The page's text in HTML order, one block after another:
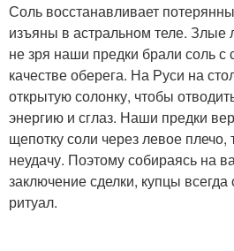
Соль восстанавливает
изъяны в астральном теле. Злые
не зря наши предки брали соль с
качестве оберега. На Руси на
открытую солонку, чтобы
энергию и сглаз. Наши предки
щепотку соли через левое плечо,
неудачу. Поэтому собираясь на
заключение сделки, купцы
ритуал.